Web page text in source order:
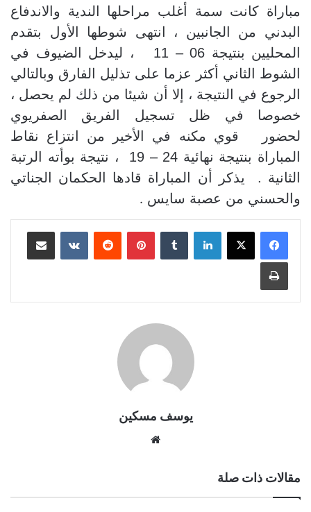
مباراة كانت سمة أغلب مراحلها الندية والاندفاع
البدني من الجانبين ، انتهى شوطها الأول بتقدم
المحليين بنتيجة 06 – 11 ، ليدخل الضيوف في
الشوط الثاني أكثر عزما على تذليل الفارق وبالتالي
الرجوع في النتيجة ، إلا أن شيئا من ذلك لم يحصل ،
خصوصا في ظل تسجيل الفريق الصفريوي
لحضور قوي مكنه في الأخير من انتزاع نقاط
المباراة بنتيجة نهائية 24 – 19 ، نتيجة بوأته الرتبة
الثانية . يذكر أن المباراة قادها الحكمان الجناتي
والحسني من عصبة سايس .
لينكدإن بينتيريست مشاركة عبر البريد
طباعة
يوسف مسكين
مقالات ذات صلة